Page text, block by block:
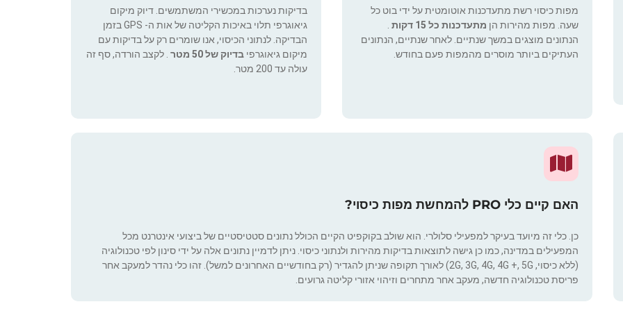
מפות כיסוי רשת מתעדכנות אוטומטית על ידי בוט כל
שעה. מפות מהירות הן מתעדכנות כל 15 דקות
הנתונים מוצגים במשך שנתיים. לאחר שנתיים, הנתונים
העתיקים ביותר מוסרים מהמפות פעם בחודש.
בדיקות נערכות במכשירי המשתמשים. דיוק מיקום
גיאוגרפי תלוי באיכות הקליטה של אות ה- GPS בזמן
הבדיקה. לנתוני הכיסוי, אנו שומרים רק על בדיקות עם
מיקום גיאוגרפי בדיוק של 50 מטר
. לקצב הורדה, סף זה
עולה עד 200 מטר.
האם קיים כלי PRO להמחשת מפות כיסוי?
כן. כלי זה מיועד בעיקר למפעילי סלולרי. הוא שולב בקוקפיט הקיים הכולל נתונים סטטיסטיים של ביצועי אינטרנט מכל
המפעילים במדינה, כמו כן גישה לתוצאות בדיקות מהירות ולנתוני כיסוי. ניתן לדמיין נתונים אלה על ידי סינון לפי טכנולוגיה
(ללא כיסוי, 2G, 3G, 4G, 4G +, 5G) לאורך תקופה שניתן להגדיר (רק בחודשיים האחרונים למשל). זהו כלי נהדר למעקב אחר
פריסת טכנולוגיה חדשה, מעקב אחר מתחרים וזיהוי אזורי קליטה גרועים.